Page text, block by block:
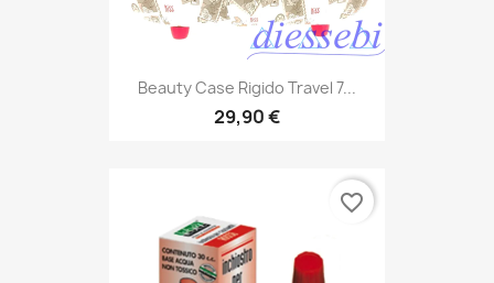
Beauty Case Rigido Travel 7...
29,90 €
favorite_border